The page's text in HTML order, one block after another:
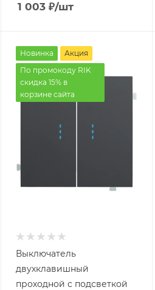
1 003 ₽/шт
Новинка
Акция
По промокоду RIK
скидка 15% в
корзине сайта
Выключатель
двухклавишный
проходной с подсветкой